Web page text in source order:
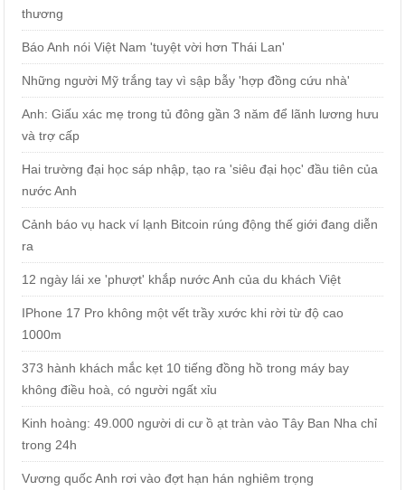
thương
Báo Anh nói Việt Nam 'tuyệt vời hơn Thái Lan'
Những người Mỹ trắng tay vì sập bẫy 'hợp đồng cứu nhà'
Anh: Giấu xác mẹ trong tủ đông gần 3 năm để lãnh lương hưu
và trợ cấp
Hai trường đại học sáp nhập, tạo ra 'siêu đại học' đầu tiên của
nước Anh
Cảnh báo vụ hack ví lạnh Bitcoin rúng động thế giới đang diễn
ra
12 ngày lái xe 'phượt' khắp nước Anh của du khách Việt
IPhone 17 Pro không một vết trầy xước khi rời từ độ cao
1000m
373 hành khách mắc kẹt 10 tiếng đồng hồ trong máy bay
không điều hoà, có người ngất xỉu
Kinh hoàng: 49.000 người di cư ồ ạt tràn vào Tây Ban Nha chỉ
trong 24h
Vương quốc Anh rơi vào đợt hạn hán nghiêm trọng